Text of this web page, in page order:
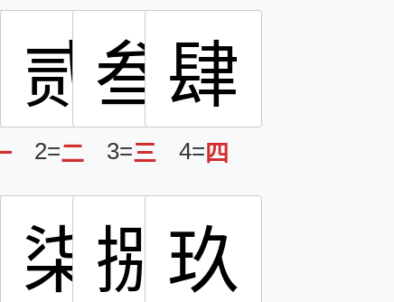
贰
2=二
叁
3=三
肆
4= 四
柒 捌 玖